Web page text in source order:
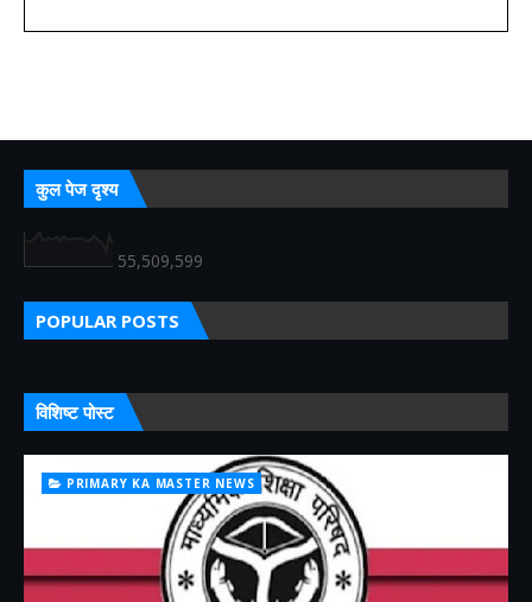
कुल पेज दृश्य
55,509,599
POPULAR POSTS
विशिष्ट पोस्ट
PRIMARY KA MASTER NEWS